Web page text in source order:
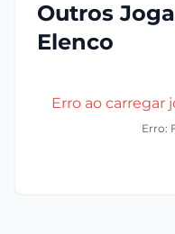
Outros
Elenco
Erro ao carregar
Erro: